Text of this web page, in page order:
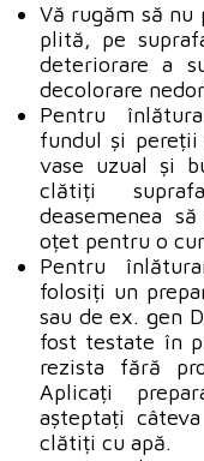
Vă rugăm să
plită, pe
deteriorare a
decolorare
Pentru
fundul și
vase uzual și
clătiți
deasemenea
oțet pentru o
Pentru
folosiți un
sau de ex. gen
fost testate în
rezista fără
Aplicați
așteptați
clătiți cu apă.